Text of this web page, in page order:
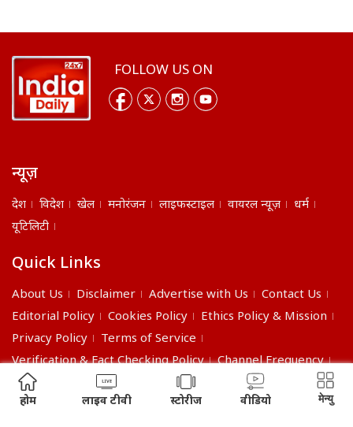
FOLLOW US ON
न्यूज़
देश विदेश खेल मनोरंजन लाइफस्टाइल वायरल न्यूज़
धर्म
यूटिलिटी
Quick Links
About Us Disclaimer Advertise with Us
Contact Us
Editorial Policy
Cookies Policy
Ethics Policy & Mission
Privacy Policy
Terms of Service
Verification & Fact Checking Policy
Channel Frequency
©2026 India Daily. All right reserved.
होम लाइव टीवी स्टोरीज वीडियो मेन्यु